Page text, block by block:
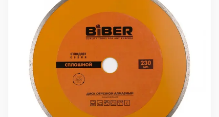
В корзину
10 000 ₽
Минимальный заказ
+7(495) 988-86-47
sales@stroyholding.ru
Телеграм